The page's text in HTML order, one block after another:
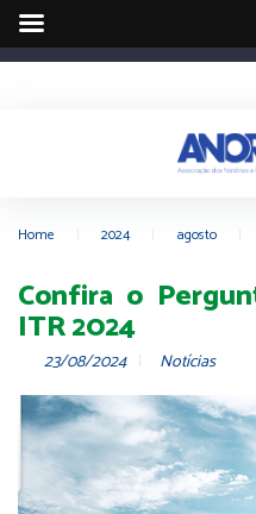
Home 2024 agosto
Confira o
ITR 2024
23/08/2024 Notícias